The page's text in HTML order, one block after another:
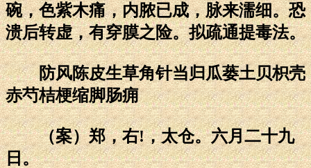
碗，色紫木痛，内脓已成，脉来濡细。恐
溃后转虚，有穿膜之险。拟疏通提毒法。
防风陈皮生草角针当归瓜蒌土贝枳壳
赤芍桔梗缩脚肠痈
（案）郑，右!，太仓。六月二十九
日。